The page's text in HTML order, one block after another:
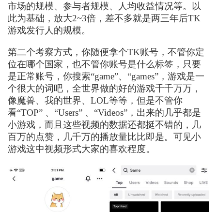
市场的规模、参与者规模、人均收益情况等。以
此为基础，放大2~3倍，差不多就是两三年后TK
游戏发行人的规模。
第二个考察方式，你随便拿个TK账号，不管你定
位在哪个国家，也不管你账号是什么标签，只要
是正常账号，你搜索“game”、“games”，游戏是一
个很大的词吧，全世界做的好的游戏千千万万，
像魔兽、我的世界、LOL等等，但是不管你
看“TOP” 、“Users” 、“Videos”，出来的几乎都是
小游戏，而且这些视频的数据还都挺不错的，几
百万的点赞，几千万的播放量比比即是。可见小
游戏这中视频形式大家的喜欢程度。